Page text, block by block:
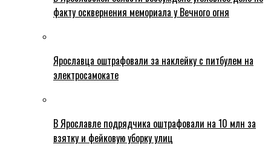
факту осквернения мемориала у Вечного огня
Ярославца оштрафовали за наклейку с питбулем на
электросамокате
В Ярославле подрядчика оштрафовали на 10 млн за
взятку и фейковую уборку улиц